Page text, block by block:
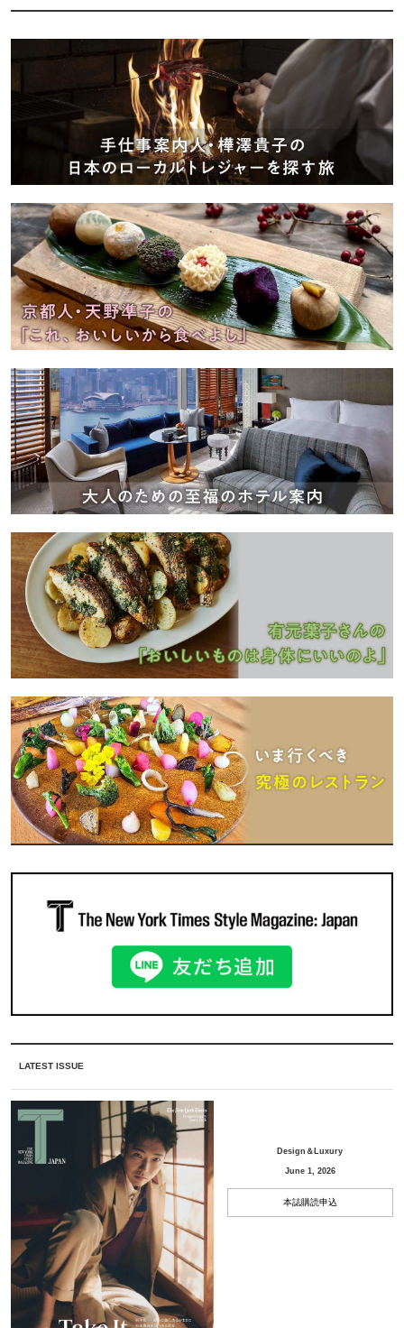
LATEST ISSUE
Design＆Luxury
June 1, 2026
本誌購読申込